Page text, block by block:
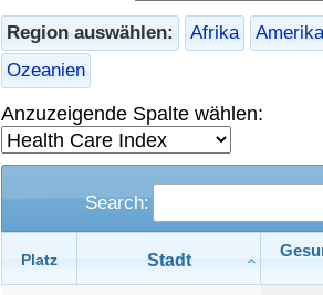
Region auswählen: Afrika Amerika
Ozeanien
Anzuzeigende Spalte wählen:
Search:
Platz Stadt
Gesundheitsversorgungs-Index
Gesundheitsversorgungs-Index nach
Umweltverschmutzung
Umweltverschmutzungs-Index
Verschmutzungsindex